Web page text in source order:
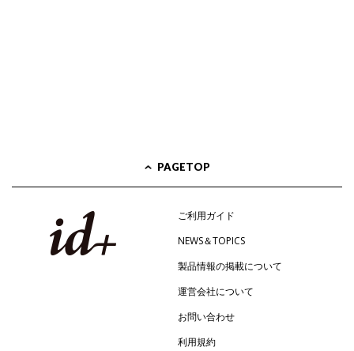
PAGETOP
ご利用ガイド
NEWS＆TOPICS
製品情報の掲載について
運営会社について
お問い合わせ
利用規約